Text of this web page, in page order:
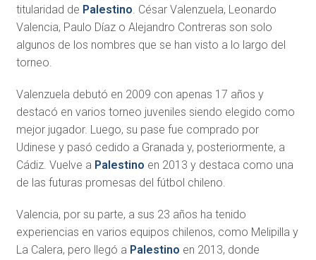
titularidad de Palestino. César Valenzuela, Leonardo
Valencia, Paulo Díaz o Alejandro Contreras son solo
algunos de los nombres que se han visto a lo largo del
torneo.
Valenzuela debutó en 2009 con apenas 17 años y
destacó en varios torneo juveniles siendo elegido como
mejor jugador. Luego, su pase fue comprado por
Udinese y pasó cedido a Granada y, posteriormente, a
Cádiz. Vuelve a Palestino en 2013 y destaca como una
de las futuras promesas del fútbol chileno.
Valencia, por su parte, a sus 23 años ha tenido
experiencias en varios equipos chilenos, como Melipilla y
La Calera, pero llegó a Palestino en 2013, donde